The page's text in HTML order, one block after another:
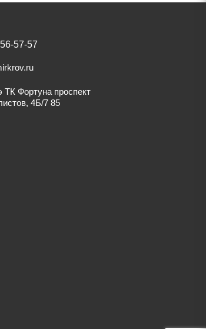
57-57
​ТК Фортуна​ проспект
4Б/7 ​85